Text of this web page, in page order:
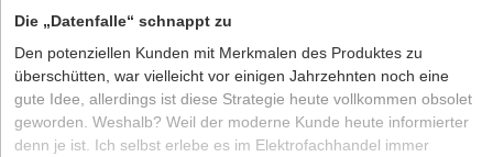
Die „Datenfalle“ schnappt zu
Den potenziellen Kunden mit Merkmalen des Produktes zu
überschütten, war vielleicht vor einigen Jahrzehnten noch eine
gute Idee, allerdings ist diese Strategie heute vollkommen obsolet
geworden. Weshalb? Weil der moderne Kunde heute informierter
denn je ist. Ich selbst erlebe es im Elektrofachhandel immer